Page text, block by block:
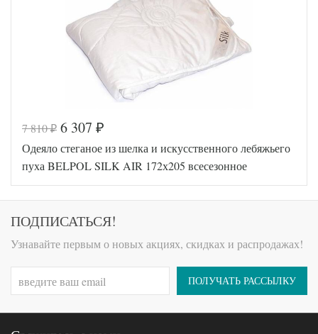
Сатин люкс
Производитель
Код товара
Артикул
BP4630018899
400
Ширина х
Длина
Сезонность
Всесезонное
Наполнитель
Тенсел /
Микроволокно
Ткань
Тик
(Россия)
7 810₽ 6 307 ₽
Одеяло стеганое из шелка и искусственного лебяжьего
пуха BELPOL SILK AIR 172х205 всесезонное
ПОДПИСАТЬСЯ!
Узнавайте первым о новых акциях, скидках и распродажах!
ПОЛУЧАТЬ РАССЫЛКУ